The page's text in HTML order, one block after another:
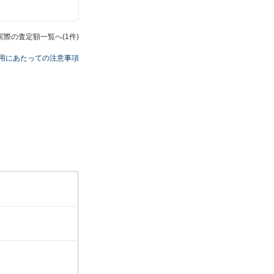
際の査定額一覧へ(1件)
にあたっての注意事項